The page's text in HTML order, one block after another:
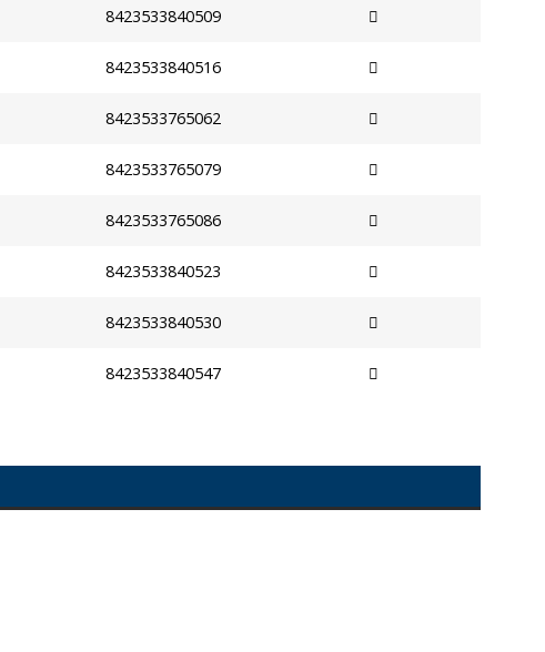
8423533840509
8423533840516
8423533765062
8423533765079
8423533765086
8423533840523
8423533840530
8423533840547